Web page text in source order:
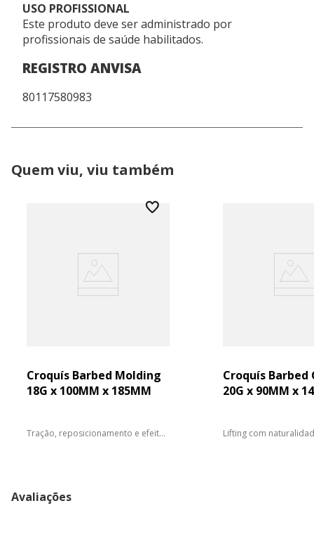
USO PROFISSIONAL
Este produto deve ser administrado por
profissionais de saúde habilitados.
REGISTRO ANVISA
80117580983
Quem viu, viu também
Croquís Barbed Molding
18G x 100MM x 185MM
Tração, reposicionamento e efeito
Croquís
20G x 90MM x
Lifting com
Avaliações